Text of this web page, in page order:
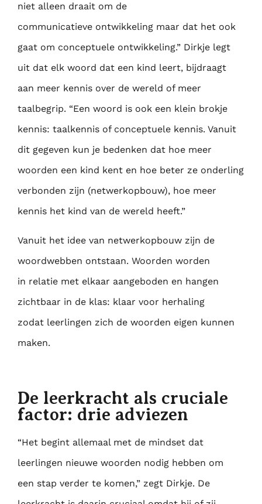
niet alleen draait om de
communicatieve ontwikkeling maar dat het ook
gaat om conceptuele ontwikkeling.” Dirkje legt
uit dat elk woord dat een kind leert, bijdraagt
aan meer kennis over de wereld of meer
taalbegrip. “Een woord is ook een klein brokje
kennis: taalkennis of conceptuele kennis. Vanuit
dit gegeven kun je bedenken dat hoe meer
woorden een kind kent en hoe beter ze onderling
verbonden zijn (netwerkopbouw), hoe meer
kennis het kind van de wereld heeft.”
Vanuit het idee van netwerkopbouw zijn de
woordwebben ontstaan. Woorden worden
in relatie met elkaar aangeboden en hangen
zichtbaar in de klas: klaar voor herhaling
zodat leerlingen zich de woorden eigen kunnen
maken.
De leerkracht als cruciale
factor: drie adviezen
“Het begint allemaal met de mindset dat
leerlingen nieuwe woorden nodig hebben om
een stap verder te komen,” zegt Dirkje. De